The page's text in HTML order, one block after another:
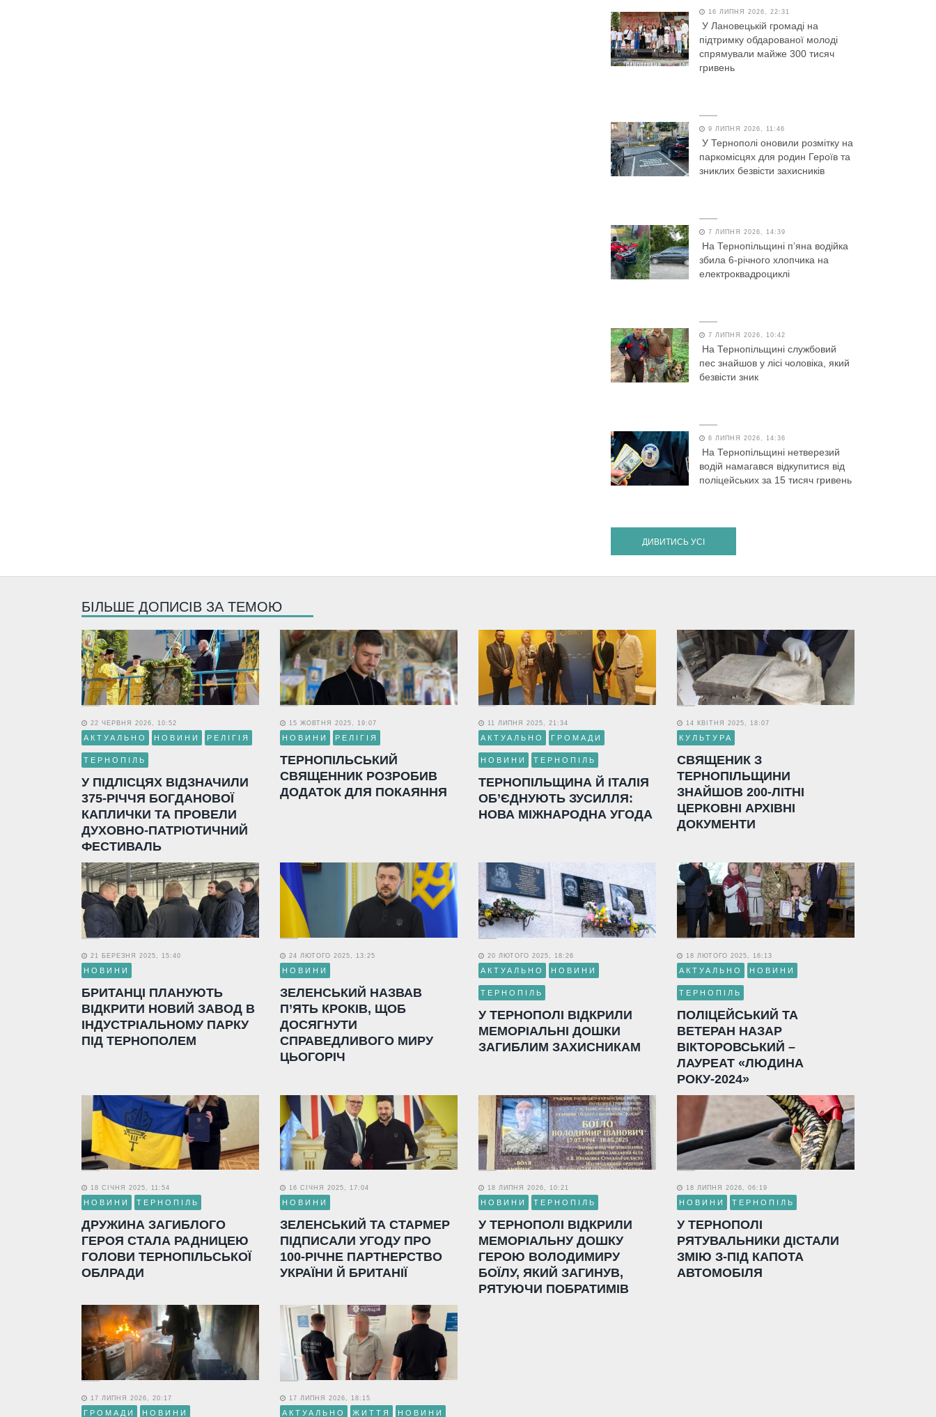
16 ЛИПНЯ 2026, 22:31
У Лановецькій громаді на
підтримку обдарованої молоді
спрямували майже 300 тисяч
гривень
9 ЛИПНЯ 2026, 11:46
У Тернополі оновили розмітку на
паркомісцях для родин Героїв та
зниклих безвісти захисників
7 ЛИПНЯ 2026, 14:39
На Тернопільщині п’яна водійка
збила 6-річного хлопчика на
електроквадроциклі
7 ЛИПНЯ 2026, 10:42
На Тернопільщині службовий
пес знайшов у лісі чоловіка, який
безвісти зник
6 ЛИПНЯ 2026, 14:36
На Тернопільщині нетверезий
водій намагався відкупитися від
поліцейських за 15 тисяч гривень
ДИВИТИСЬ УСІ
БІЛЬШЕ ДОПИСІВ ЗА ТЕМОЮ
22 ЧЕРВНЯ 2026, 10:52
АКТУАЛЬНО НОВИНИ РЕЛІГІЯ
ТЕРНОПІЛЬ
У ПІДЛІСЦЯХ ВІДЗНАЧИЛИ
375-РІЧЧЯ БОГДАНОВОЇ
КАПЛИЧКИ ТА ПРОВЕЛИ
ДУХОВНО-ПАТРІОТИЧНИЙ
ФЕСТИВАЛЬ
15 ЖОВТНЯ 2025, 19:07
НОВИНИ РЕЛІГІЯ
ТЕРНОПІЛЬСЬКИЙ
СВЯЩЕННИК РОЗРОБИВ
ДОДАТОК ДЛЯ ПОКАЯННЯ
11 ЛИПНЯ 2025, 21:34
АКТУАЛЬНО ГРОМАДИ
НОВИНИ ТЕРНОПІЛЬ
ТЕРНОПІЛЬЩИНА Й ІТАЛІЯ
ОБ’ЄДНУЮТЬ ЗУСИЛЛЯ:
НОВА МІЖНАРОДНА УГОДА
14 КВІТНЯ 2025, 18:07
КУЛЬТУРА
СВЯЩЕНИК З
ТЕРНОПІЛЬЩИНИ
ЗНАЙШОВ 200-ЛІТНІ
ЦЕРКОВНІ АРХІВНІ
ДОКУМЕНТИ
21 БЕРЕЗНЯ 2025, 15:40
НОВИНИ
БРИТАНЦІ ПЛАНУЮТЬ
ВІДКРИТИ НОВИЙ ЗАВОД В
ІНДУСТРІАЛЬНОМУ ПАРКУ
ПІД ТЕРНОПОЛЕМ
24 ЛЮТОГО 2025, 13:25
НОВИНИ
ЗЕЛЕНСЬКИЙ НАЗВАВ
П’ЯТЬ КРОКІВ, ЩОБ
ДОСЯГНУТИ
СПРАВЕДЛИВОГО МИРУ
ЦЬОГОРІЧ
20 ЛЮТОГО 2025, 18:26
АКТУАЛЬНО НОВИНИ
ТЕРНОПІЛЬ
У ТЕРНОПОЛІ ВІДКРИЛИ
МЕМОРІАЛЬНІ ДОШКИ
ЗАГИБЛИМ ЗАХИСНИКАМ
18 ЛЮТОГО 2025, 16:13
АКТУАЛЬНО НОВИНИ
ТЕРНОПІЛЬ
ПОЛІЦЕЙСЬКИЙ ТА
ВЕТЕРАН НАЗАР
ВІКТОРОВСЬКИЙ –
ЛАУРЕАТ «ЛЮДИНА
РОКУ-2024»
18 СІЧНЯ 2025, 11:54
НОВИНИ ТЕРНОПІЛЬ
ДРУЖИНА ЗАГИБЛОГО
ГЕРОЯ СТАЛА РАДНИЦЕЮ
ГОЛОВИ ТЕРНОПІЛЬСЬКОЇ
ОБЛРАДИ
16 СІЧНЯ 2025, 17:04
НОВИНИ
ЗЕЛЕНСЬКИЙ ТА СТАРМЕР
ПІДПИСАЛИ УГОДУ ПРО
100-РІЧНЕ ПАРТНЕРСТВО
УКРАЇНИ Й БРИТАНІЇ
18 ЛИПНЯ 2026, 10:21
НОВИНИ ТЕРНОПІЛЬ
У ТЕРНОПОЛІ ВІДКРИЛИ
МЕМОРІАЛЬНУ ДОШКУ
ГЕРОЮ ВОЛОДИМИРУ
БОЇЛУ, ЯКИЙ ЗАГИНУВ,
РЯТУЮЧИ ПОБРАТИМІВ
18 ЛИПНЯ 2026, 06:19
НОВИНИ ТЕРНОПІЛЬ
У ТЕРНОПОЛІ
РЯТУВАЛЬНИКИ ДІСТАЛИ
ЗМІЮ З-ПІД КАПОТА
АВТОМОБІЛЯ
17 ЛИПНЯ 2026, 20:17
ГРОМАДИ НОВИНИ
17 ЛИПНЯ 2026, 18:15
АКТУАЛЬНО ЖИТТЯ НОВИНИ